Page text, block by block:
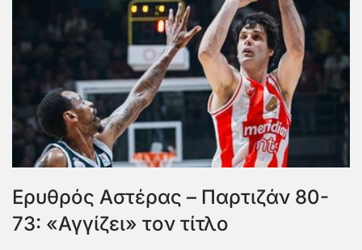
Ερυθρός Αστέρας – Παρτιζάν 80-
73: «Αγγίζει» τον τίτλο